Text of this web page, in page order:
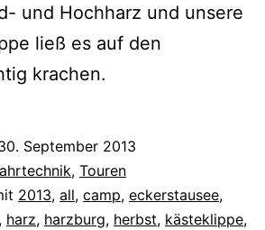
und Hochharz und unsere
ließ es auf den
krachen.
September 2013
, Touren
2013, all, camp, eckerstausee,
, harz, harzburg, herbst, kästeklippe,